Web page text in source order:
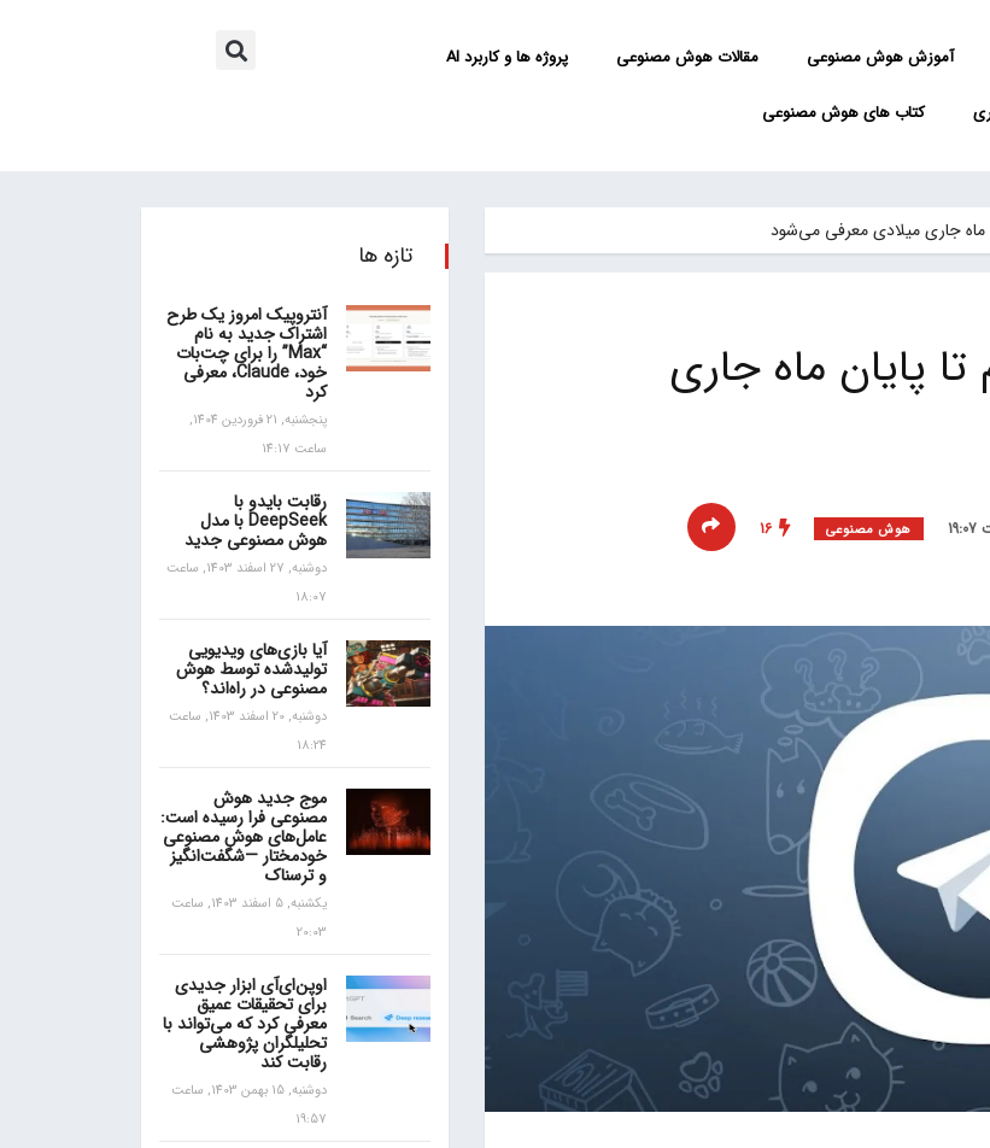
آموزش هوش مصنوعی مقالات هوش مصنوعی پروژه ها و کاربرد AI
کتاب های هوش مصنوعی
جاری میلادی معرفی می‌شود
پایان ماه جاری
هوش مصنوعی
16
تازه ها
آنتروپیک امروز یک طرح
اشتراک جدید به نام
“Max” را برای چت‌بات
خود، Claude، معرفی
کرد
پنجشنبه, 21 فروردین 1404,
ساعت 14:17
رقابت بایدو با
DeepSeek با مدل
هوش مصنوعی جدید
دوشنبه, 27 اسفند 1403, ساعت
18:07
آیا بازی‌های ویدیویی
تولیدشده توسط هوش
مصنوعی در راه‌اند؟
دوشنبه, 20 اسفند 1403, ساعت
18:24
موج جدید هوش
مصنوعی فرا رسیده است:
عامل‌های هوش مصنوعی
خودمختار —شگفت‌انگیز
و ترسناک
یکشنبه, 5 اسفند 1403, ساعت
20:03
اوپن‌ای‌آی ابزار جدیدی
برای تحقیقات عمیق
معرفی کرد که می‌تواند با
تحلیلگران پژوهشی
رقابت کند
دوشنبه, 15 بهمن 1403, ساعت
19:57